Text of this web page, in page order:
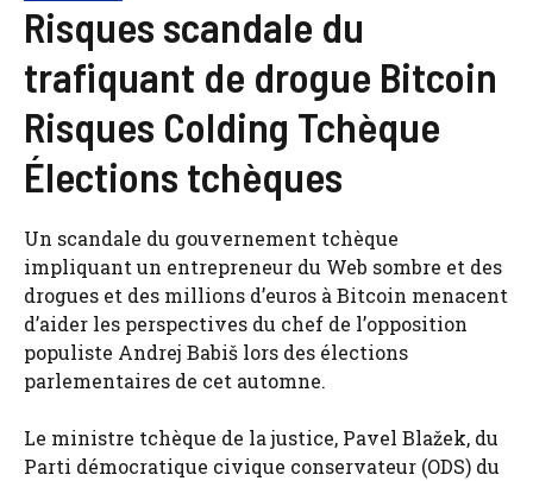
Risques scandale du
trafiquant de drogue Bitcoin
Risques Colding Tchèque
Élections tchèques
Un scandale du gouvernement tchèque
impliquant un entrepreneur du Web sombre et des
drogues et des millions d’euros à Bitcoin menacent
d’aider les perspectives du chef de l’opposition
populiste Andrej Babiš lors des élections
parlementaires de cet automne.
Le ministre tchèque de la justice, Pavel Blažek, du
Parti démocratique civique conservateur (ODS) du